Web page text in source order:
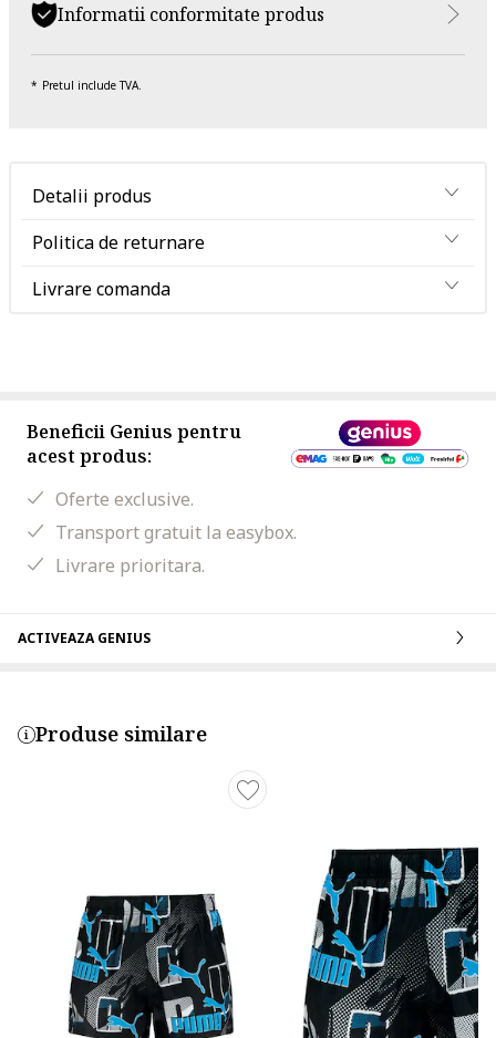
Informatii conformitate produs
Pretul include TVA.
Detalii produs
Politica de returnare
Livrare comanda
Beneficii Genius pentru
acest produs:
Oferte exclusive.
Transport gratuit la easybox.
Livrare prioritara.
ACTIVEAZA GENIUS
Produse similare